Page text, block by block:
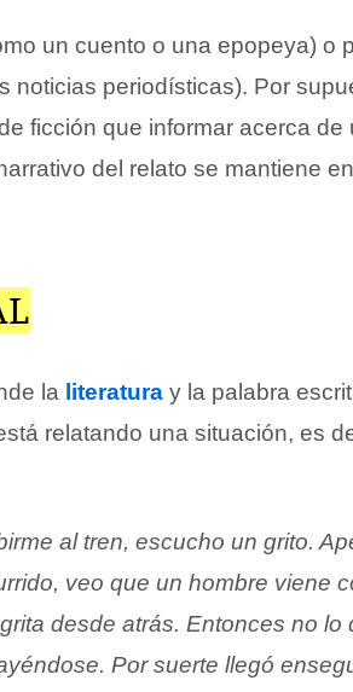
un cuento o una epopeya) o
noticias periodísticas). Por
ficción que informar acerca de
del relato se mantiene
la literatura y la palabra
relatando una situación, es
al tren, escucho un grito.
veo que un hombre viene
desde atrás. Entonces no lo
Por suerte llegó